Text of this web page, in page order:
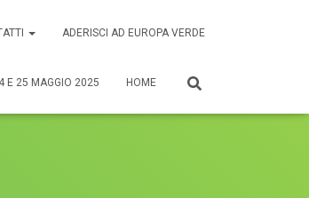
ADERISCI AD EUROPA VERDE
E 25 MAGGIO 2025 HOME